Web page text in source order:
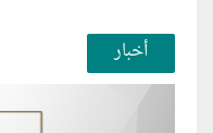
أخبار